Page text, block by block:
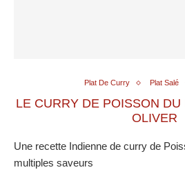
Plat De Curry Plat Salé
LE CURRY DE POISSON
OLIVER
Une recette Indienne de curry de
multiples saveurs